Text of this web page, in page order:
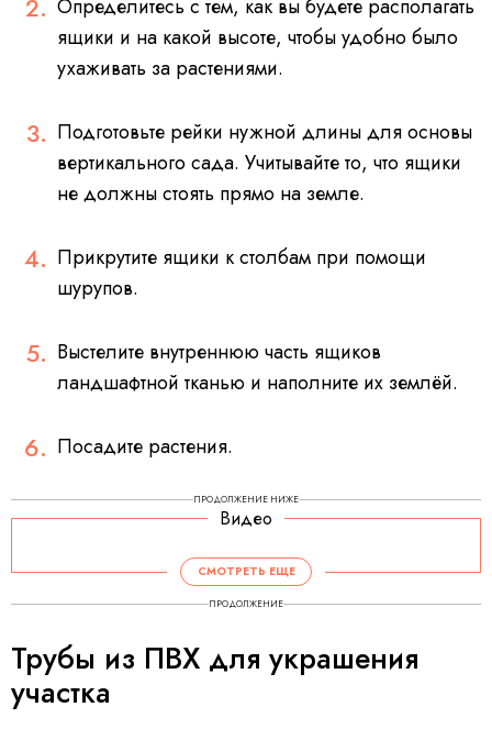
Определитесь с тем, как вы будете располагать
ящики и на какой высоте, чтобы удобно было
ухаживать за растениями.
Подготовьте рейки нужной длины для основы
вертикального сада. Учитывайте то, что ящики
не должны стоять прямо на земле.
Прикрутите ящики к столбам при помощи
шурупов.
Выстелите внутреннюю часть ящиков
ландшафтной тканью и наполните их землёй.
Посадите растения.
ПРОДОЛЖЕНИЕ НИЖЕ
Видео
СМОТРЕТЬ ЕЩЕ
ПРОДОЛЖЕНИЕ
Трубы из ПВХ для украшения
участка